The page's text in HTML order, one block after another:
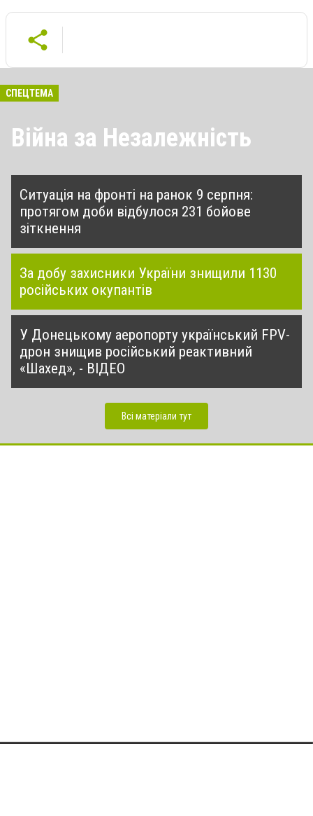
СПЕЦТЕМА
Війна за Незалежність
Ситуація на фронті на ранок 9 серпня:
протягом доби відбулося 231 бойове
зіткнення
За добу захисники України знищили 1130
російських окупантів
У Донецькому аеропорту український FPV-
дрон знищив російський реактивний
«Шахед», - ВІДЕО
Всі матеріали тут